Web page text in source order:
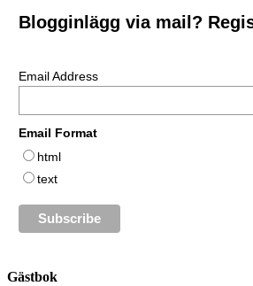
Blogginlägg via mail?
Email Address
Email Format
html
text
Gästbok